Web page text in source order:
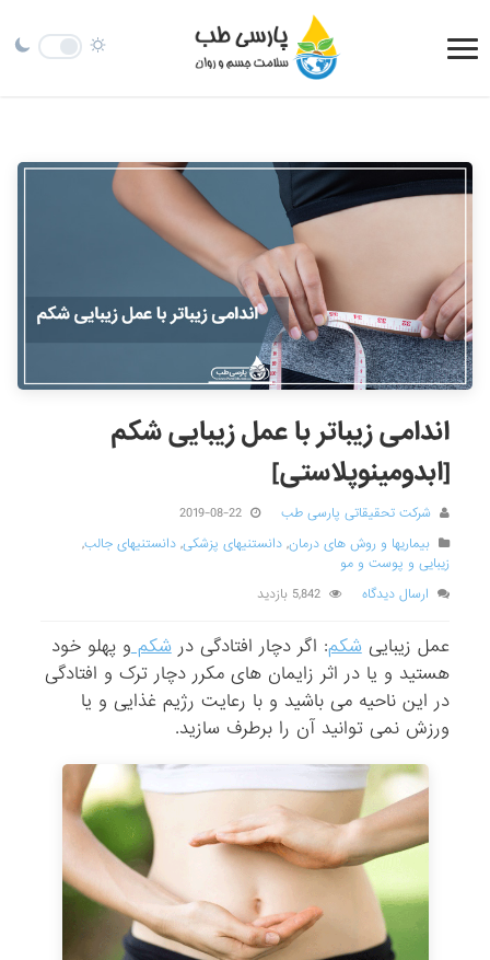
اندامی زیباتر با عمل زیبایی شکم
[ابدومینوپلاستی]
شرکت تحقیقاتی پارسی طب
2019-08-22
بیماریها و روش های درمان,دانستنیهای پزشکی,دانستنیهای جالب,
زیبایی و پوست و مو
ارسال دیدگاه
5,842 بازدید
عمل زیباییشکم: اگر دچار افتادگی درشکمو پهلو خود
هستید و یا در اثر زایمان های مکرر دچار ترک و افتادگی
در این ناحیه می باشید و با رعایت رژیم غذایی و یا
ورزش نمی توانید آن را برطرف سازید.